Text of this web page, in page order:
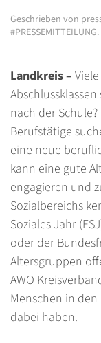
Geschrieben von
#PRESSEMITTEILUNG.
Landkreis –
nach der
Berufstätige
eine neue
kann eine gute
engagieren und
Sozialbereichs
Soziales Jahr
oder der
Altersgruppen
AWO
Menschen in
dabei haben.